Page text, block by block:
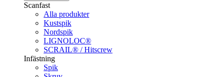
Scanfast
Alla produkter
Kustspik
Nordspik
LIGNOLOC®
SCRAIL® / Hitscrew
Infästning
Spik